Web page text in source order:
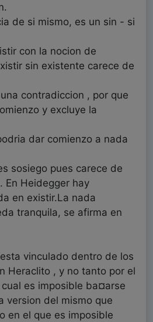
de si mismo, es un sin - si
con la nocion de
sin existente carece de
contradiccion , por que
y excluye la
dar comienzo a nada
sosiego pues carece de
En Heidegger hay
en existir.La nada
tranquila, se afirma en
vinculado dentro de los
Heraclito , y no tanto por el
es imposible ba¤arse
version del mismo que
en el que es imposible